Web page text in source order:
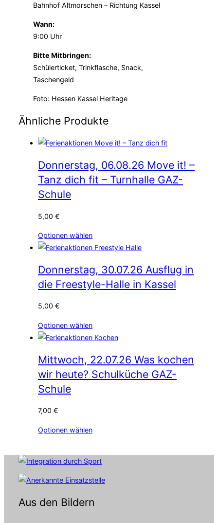
Bahnhof Altmorschen – Richtung Kassel
Wann:
9:00 Uhr
Bitte Mitbringen:
Schülerticket, Trinkflasche, Snack,
Taschengeld
Foto: Hessen Kassel Heritage
Ähnliche Produkte
Donnerstag, 06.08.26 Move it! –
Tanz dich fit – Turnhalle GAZ-
Schule
5,00 €
Optionen wählen
Donnerstag, 30.07.26 Ausflug in
die Freestyle-Halle in Kassel
5,00 €
Optionen wählen
Mittwoch, 22.07.26 Was kochen
wir heute? Schulküche GAZ-
Schule
7,00 €
Optionen wählen
Aus den Bildern